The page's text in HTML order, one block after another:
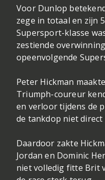
Voor Dunlop
zege in totaal en zijn
Supersport-klasse
zestiende
opeenvolgende
Peter Hickman
Triumph-coureur
en verloor tijdens de
de tankdop niet direct
Daardoor zakte
Jordan en Dominic
niet volledig fitte Brit